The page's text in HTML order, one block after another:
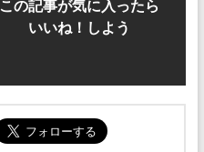
この記事が気に入ったら
いいね！しよう